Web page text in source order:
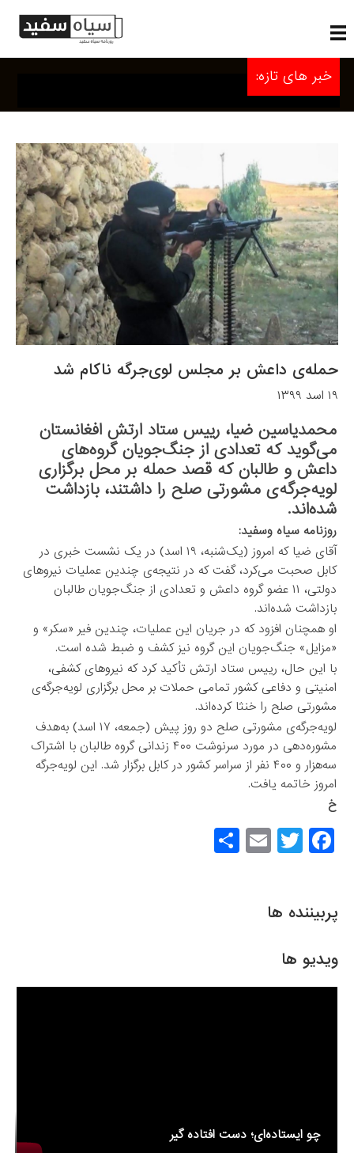
خبر های تازه:
پربیننده ها
ویدیو ها
چو ایستاده‌ای؛ دست افتاده گیر
حمله‌ی داعش بر مجلس لوی‌جرگه ناکام شد
۱۹ اسد ۱۳۹۹
محمدیاسین ضیا، رییس ستاد ارتش افغانستان
می‌گوید که تعدادی از جنگ‌جویان گروه‌های
داعش و طالبان که قصد حمله بر محل برگزاری
لویه‌جرگه‌ی مشورتی صلح را داشتند، بازداشت
شده‌اند.
روزنامه سیاه وسفید:
آقای ضیا که امروز (یک‌شنبه، ۱۹ اسد) در یک نشست خبری در
کابل صحبت می‌کرد، گفت که در نتیجه‌ی چندین عملیات نیروهای
دولتی، ۱۱ عضو گروه داعش و تعدادی از جنگ‌جویان طالبان
بازداشت شده‌اند.
او همچنان افزود که در جریان این عملیات، چندین فیر «سکر» و
«مزایل» جنگ‌جویان این گروه نیز کشف و ضبط شده است.
با این حال، رییس ستاد ارتش تأکید کرد که نیروهای کشفی،
امنیتی و دفاعی کشور تمامی حملات بر محل برگزاری لویه‌جرگه‌ی
مشورتی صلح را خنثا کرده‌اند.
لویه‌جرگه‌ی مشورتی صلح دو روز پیش (جمعه، ۱۷ اسد) به‌هدف
مشوره‌دهی در مورد سرنوشت ۴۰۰ زندانی گروه طالبان با اشتراک
سه‌هزار و ۴۰۰ نفر از سراسر کشور در کابل برگزار شد. این لویه‌جرگه
امروز خاتمه یافت.
خ
F
a
e
o
o
T
wi
er
E
m